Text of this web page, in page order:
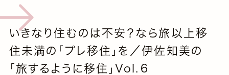
いきなり住むのは不安？なら旅以上移
住未満の「プレ移住」を／伊佐知美の
「旅するように移住」Vol.６